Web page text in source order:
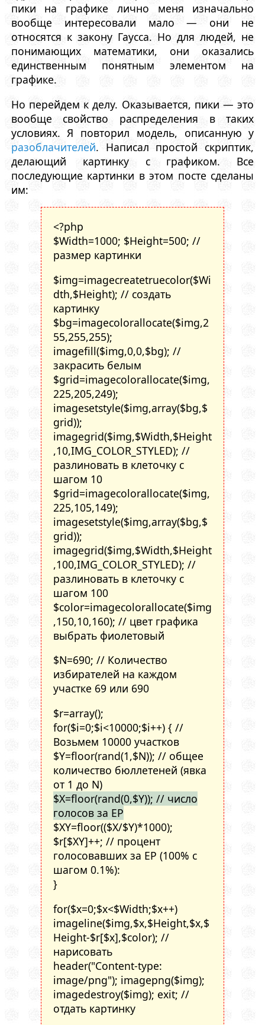
пики на графике лично меня изначально
вообще интересовали мало — они не
относятся к закону Гаусса. Но для людей, не
понимающих математики, они оказались
единственным понятным элементом на
графике.
Но перейдем к делу. Оказывается, пики — это
вообще свойство распределения в таких
условиях. Я повторил модель, описанную у
разоблачителей. Написал простой скриптик,
делающий картинку с графиком. Все
последующие картинки в этом посте сделаны
им:
<?php
$Width=1000; $Height=500; //
размер картинки
$img=imagecreatetruecolor($Wi
dth,$Height); // создать
картинку
$bg=imagecolorallocate($img,2
55,255,255);
imagefill($img,0,0,$bg); //
закрасить белым
$grid=imagecolorallocate($img,
225,205,249);
imagesetstyle($img,array($bg,$
grid));
imagegrid($img,$Width,$Height
,10,IMG_COLOR_STYLED); //
разлиновать в клеточку с
шагом 10
$grid=imagecolorallocate($img,
225,105,149);
imagesetstyle($img,array($bg,$
grid));
imagegrid($img,$Width,$Height
,100,IMG_COLOR_STYLED); //
разлиновать в клеточку с
шагом 100
$color=imagecolorallocate($img
,150,10,160); // цвет графика
выбрать фиолетовый
$N=690; // Количество
избирателей на каждом
участке 69 или 690
$r=array();
for($i=0;$i<10000;$i++) { //
Возьмем 10000 участков
$Y=floor(rand(1,$N)); // общее
количество бюллетеней (явка
от 1 до N)
$X=floor(rand(0,$Y)); // число
голосов за ЕР
$XY=floor(($X/$Y)*1000);
$r[$XY]++; // процент
голосовавших за ЕР (100% с
шагом 0.1%):
}
for($x=0;$x<$Width;$x++)
imageline($img,$x,$Height,$x,$
Height-$r[$x],$color); //
нарисовать
header("Content-type:
image/png"); imagepng($img);
imagedestroy($img); exit; //
отдать картинку